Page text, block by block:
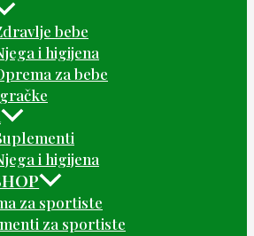
bebe
i higijena
za bebe
i higijena
za sportiste
za sportiste